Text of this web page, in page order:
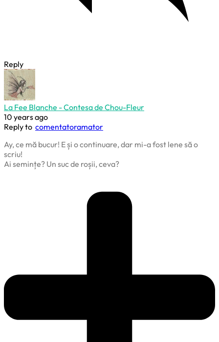
Reply
La Fee Blanche - Contesa de Chou-Fleur
10 years ago
Reply to comentatoramator
Ay, ce mă bucur! E și o continuare, dar mi-a fost lene să o
scriu!
Ai semințe? Un suc de roșii, ceva?